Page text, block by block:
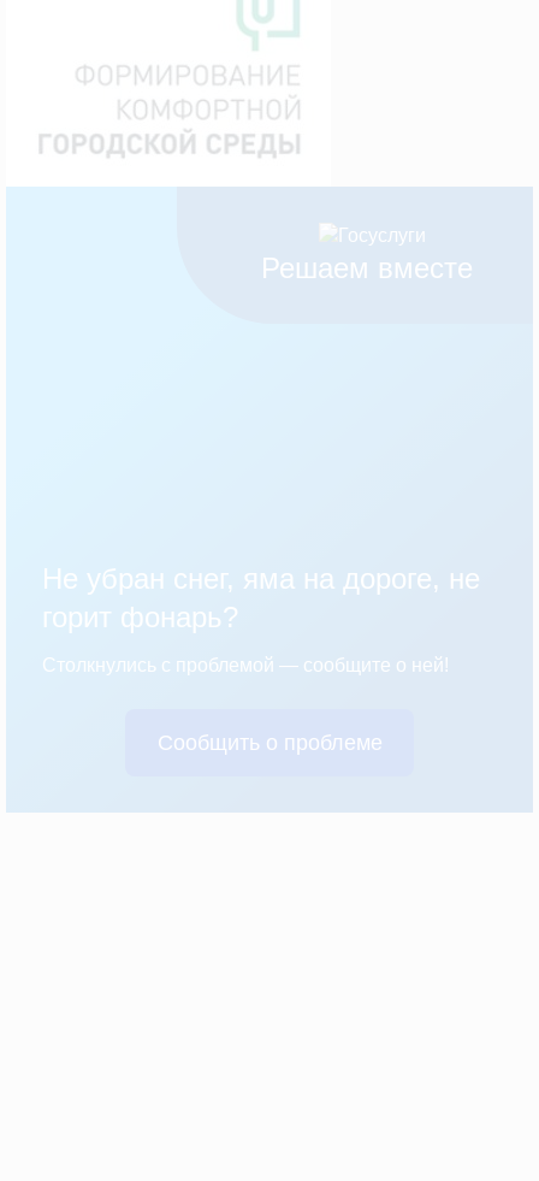
Решаем вместе
Не убран снег, яма на дороге, не
горит фонарь?
Столкнулись с проблемой — сообщите о ней!
Сообщить о проблеме